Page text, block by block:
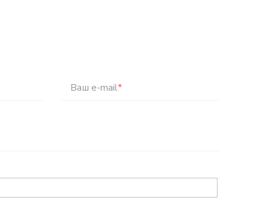
Ваш e-mail*